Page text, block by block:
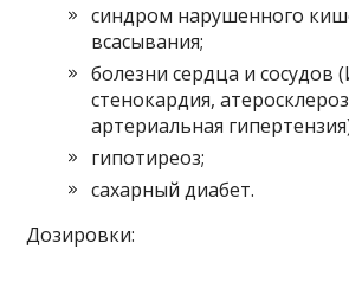
синдром нарушенного
всасывания;
болезни сердца и сосудов
стенокардия,
артериальная
гипотиреоз;
сахарный диабет.
Дозировки: